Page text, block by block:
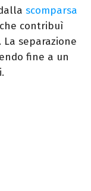
scomparsa
che contribuì
separazione
fine a un